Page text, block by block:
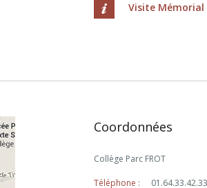
Visite Mémorial
Coordonnées
Collège Parc FROT
Téléphone : 01.64.33.42.33